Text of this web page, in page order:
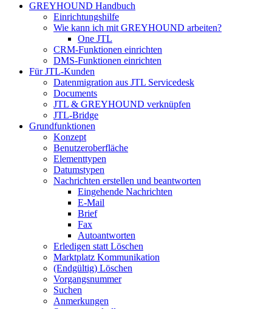
GREYHOUND Handbuch
Einrichtungshilfe
Wie kann ich mit GREYHOUND arbeiten?
One JTL
CRM-Funktionen einrichten
DMS-Funktionen einrichten
Für JTL-Kunden
Datenmigration aus JTL Servicedesk
Documents
JTL & GREYHOUND verknüpfen
JTL-Bridge
Grundfunktionen
Konzept
Benutzeroberfläche
Elementtypen
Datumstypen
Nachrichten erstellen und beantworten
Eingehende Nachrichten
E-Mail
Brief
Fax
Autoantworten
Erledigen statt Löschen
Marktplatz Kommunikation
(Endgültig) Löschen
Vorgangsnummer
Suchen
Anmerkungen